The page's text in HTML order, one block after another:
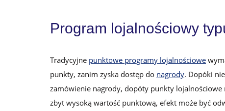
Program lojalnościowy
Tradycyjne punktowe programy lojalnościowe
punkty, zanim zyska dostęp do nagrody. Dopóki
zamówienie nagrody, dopóty punkty lojalnościowe
zbyt wysoką wartość punktową, efekt może być